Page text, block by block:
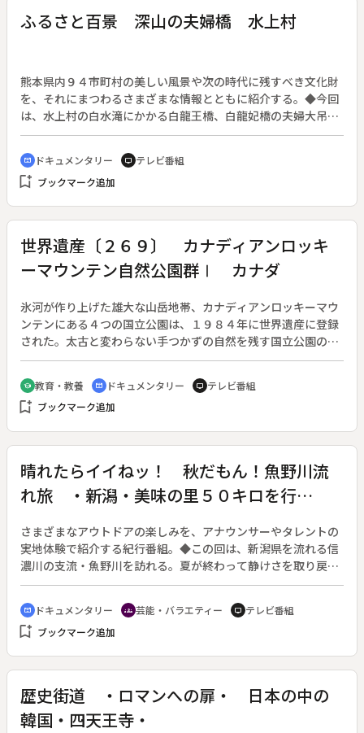
ふるさと百景 深山の夫婦橋 水上村
熊本県内９４市町村の美しい風景や次の時代に残すべき文化財
を、それにまつわるさまざまな情報とともに紹介する。◆今回
は、水上村の白水滝にかかる白龍王橋、白龍妃橋の夫婦大吊橋
を紹介する。
cinematic_blur ドキュメンタリー tv テレビ番組
bookmark_add ブックマーク追加
世界遺産〔２６９〕 カナディアンロッキ
ーマウンテン自然公園群Ⅰ カナダ
氷河が作り上げた雄大な山岳地帯、カナディアンロッキーマウ
ンテンにある４つの国立公園は、１９８４年に世界遺産に登録
された。太古と変わらない手つかずの自然を残す国立公園の魅
力を２回にわたって送る。◆第１回は、４つの国立公園に残る
雄大な自然と、この地域が国立公園となるまでの軌跡を紹介す
る。季節や天候によってその色を変え、自然のものとは思えな
い奇跡的なコバルトブルーのレイクルイーズや、厚さ３００メ
原など、太古の自然の姿を今に残すこの地域は、大陸横断鉄道
の開通により観光地化が一気に加速する。一方、過度な観光地
化による争いを危惧した政府は、カナディアンロッキーマウン
テンを保護区とした。◆ジャスパー国立公園、バンフ国立公
school 教育・教養 cinematic_blur ドキュメンタリー tv テレビ番組
bookmark_add ブックマーク追加
晴れたらイイねッ！ 秋だもん！魚野川流
れ旅 ・新潟・美味の里５０キロを行
さまざまなアウトドアの楽しみを、アナウンサーやタレントの
実地体験で紹介する紀行番組。◆この回は、新潟県を流れる信
濃川の支流・魚野川を訪れる。夏が終わって静けさを取り戻し
た流れに、双胴ボート“カタラフト”を浮かべて下り、秋ならで
はの楽しみを満喫する。空気で膨らませるカタラフトはなんと
６人乗り、６００キロを積め、転覆の心配もほとんどない。ゆ
ったりと景色を眺め釣りも楽しめる。ラフトを降り、岸辺では
ジカなどを観察。夜は各所で分けてもらった秋の恵みでキャン
プを張る。
cinematic_blur ドキュメンタリー groups 芸能・バラエティー tv テレビ番組
bookmark_add ブックマーク追加
歴史街道 ・ロマンへの扉・ 日本の中の
韓国・四天王寺・